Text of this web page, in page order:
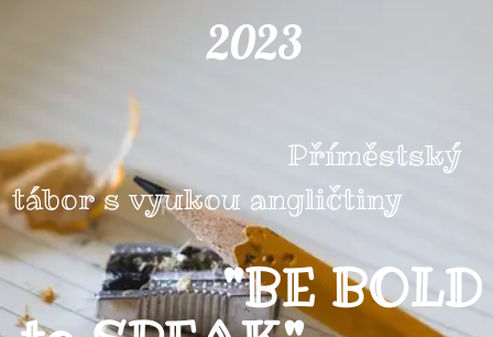
2023
Příměstský
tábor s vyukou angličtiny
"BE BOLD